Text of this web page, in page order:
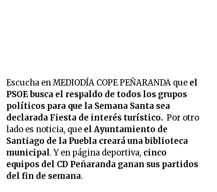
Escucha en MEDIODÍA COPE PEÑARANDA que el
PSOE busca el respaldo de todos los grupos
políticos para que la Semana Santa sea
declarada Fiesta de interés turístico.Por otro
lado es noticia, que el Ayuntamiento de
Santiago de la Puebla creará una biblioteca
municipal. Y en página deportiva, cinco
equipos del CD Peñaranda ganan sus partidos
del fin de semana.